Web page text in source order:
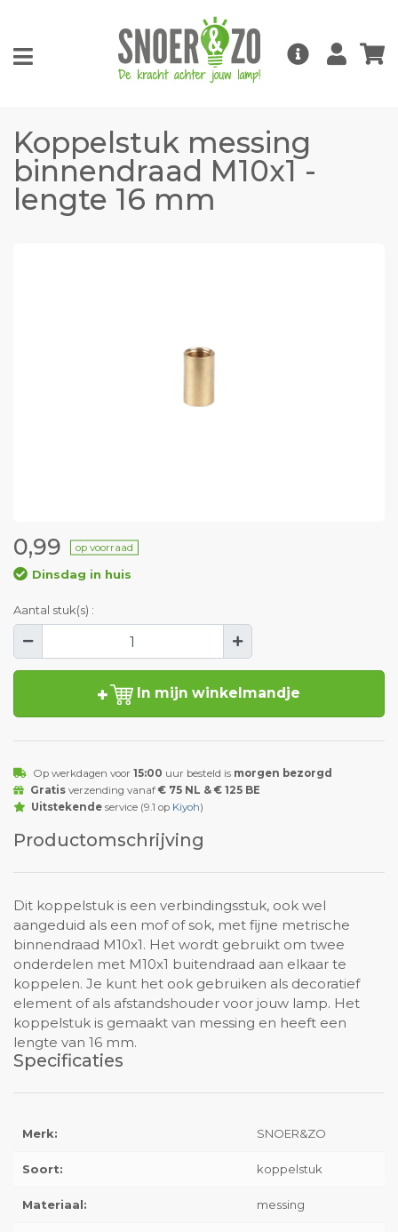
Koppelstuk messing
binnendraad M10x1 -
lengte 16 mm
0,99 op voorraad
Dinsdag in huis
Aantal stuk(s) :
In mijn winkelmandje
Op werkdagen voor 15:00 uur besteld is morgen bezorgd
Gratisverzending vanaf € 75 NL & € 125 BE
Uitstekendeservice (9.1 op Kiyoh)
Productomschrijving
Dit koppelstuk is een verbindingsstuk, ook wel
aangeduid als een mof of sok, met fijne metrische
binnendraad M10x1. Het wordt gebruikt om twee
onderdelen met M10x1 buitendraad aan elkaar te
koppelen. Je kunt het ook gebruiken als decoratief
element of als afstandshouder voor jouw lamp. Het
koppelstuk is gemaakt van messing en heeft een
lengte van 16 mm.
Specificaties
Merk: SNOER&ZO
Soort: koppelstuk
Materiaal: messing